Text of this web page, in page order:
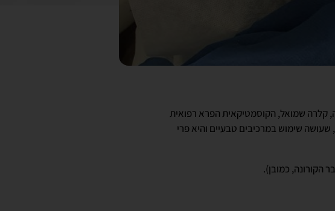
קלרה שמואל, הקוסמטיקאית הפרא רפואית
שימוש במרכיבים טבעיים והיא פרי
הקורונה, כמובן).